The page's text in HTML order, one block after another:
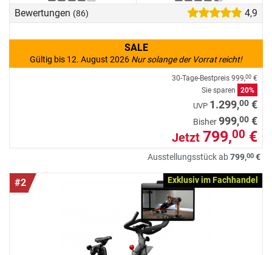
Bewertungen (86) 4,9
SALE
Gültig bis 12. August 2026 Nur solange der Vorrat reicht!
30-Tage-Bestpreis 999,00 €
Sie sparen
20%
UVP 1.299,00 €
Bisher999,00 €
Jetzt 799,00 €
Ausstellungsstück ab799,00 €
#2 Exklusiv im Fachhandel